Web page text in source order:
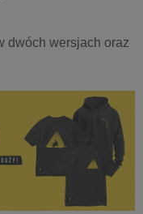
dwóch wersjach oraz